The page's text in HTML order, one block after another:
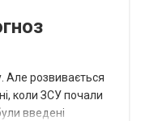
Але розвивається
коли ЗСУ почали
введені